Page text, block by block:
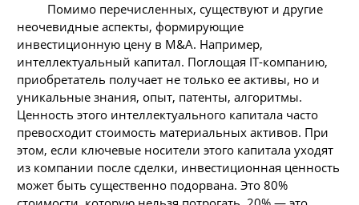
Помимо перечисленных, существуют и другие
неочевидные аспекты, формирующие
инвестиционную цену в M&A. Например,
интеллектуальный капитал. Поглощая IT-компанию,
приобретатель получает не только ее активы, но и
уникальные знания, опыт, патенты, алгоритмы.
Ценность этого интеллектуального капитала часто
превосходит стоимость материальных активов. При
этом, если ключевые носители этого капитала уходят
из компании после сделки, инвестиционная ценность
может быть существенно подорвана. Это 80%